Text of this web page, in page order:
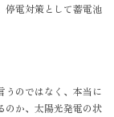
停電対策として蓄電池
うのではなく、本当に
のか、太陽光発電の状